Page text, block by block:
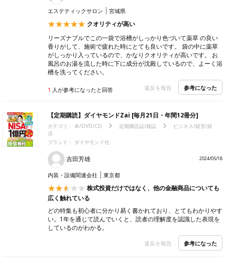
エステティックサロン 宮城県
クオリティが高い
リーズナブルでこの一袋で浴槽がしっかり色づいて薬草 の良い
香りがして、施術で疲れた時にとても良いです。 袋の中に薬草
がしっかり入っているので、かなりクオリティが高いです。 お
風呂のお湯を流した時に下に成分が沈殿しているので、よーく浴
槽を洗ってください。
1 人が参考になったと回答 違反を報告 参考になった
【定期購読】ダイヤモンドZai [毎月21日・年間12冊分]
カテゴリ： 本/DVD/CD 定期購読誌/雑誌
ビジネス/経営/経
済
ブランド： ダイヤモンド社
吉田芳雄 2024/05/18
内装・設備関連会社 東京都
株式投資だけではなく、他の金融商品についても
広く触れている
どの特集も初心者に分かり易く書かれており、とてもわかりやす
い。1年を通じて読んでいくと、読者の理解度を認識した表現を
しているのがわかる。
違反を報告 参考になった